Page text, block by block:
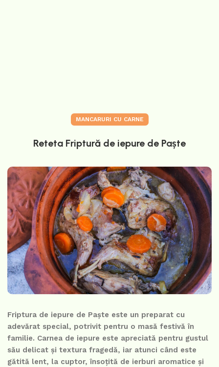
MANCARURI CU CARNE
Reteta Friptură de iepure de Paște
Friptura de iepure de Paște este un preparat cu
adevărat special, potrivit pentru o masă festivă în
familie. Carnea de iepure este apreciată pentru gustul
său delicat și textura fragedă, iar atunci când este
gătită lent, la cuptor, însoțită de ierburi aromatice și